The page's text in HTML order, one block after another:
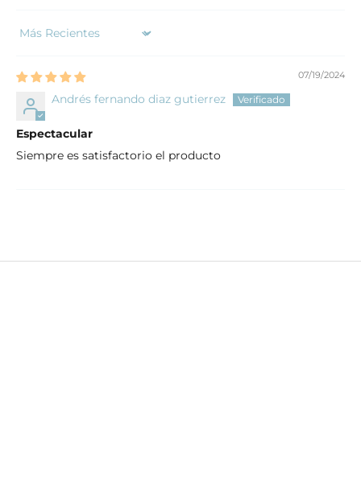
Sort by
07/19/2024
Andrés fernando diaz gutierrez
Espectacular
Siempre es satisfactorio el producto